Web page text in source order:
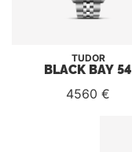
TUDOR
BLACK BAY 54
4560 €